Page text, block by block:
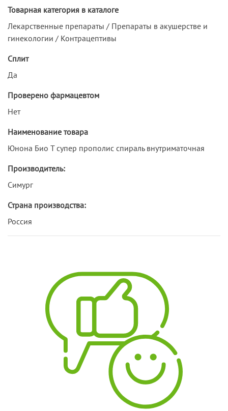
Товарная категория в каталоге
Лекарственные препараты / Препараты в акушерстве и
гинекологии / Контрацептивы
Сплит
Да
Проверено фармацевтом
Нет
Наименование товара
Юнона Био Т супер прополис спираль внутриматочная
Производитель:
Симург
Страна производства:
Россия